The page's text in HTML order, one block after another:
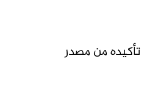
وهو رقم لم يتم تأكيده من مصدر